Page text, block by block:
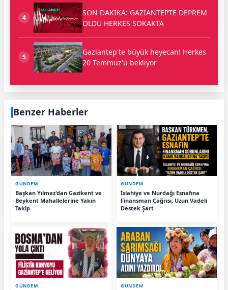
4
SON DAKİKA: GAZİANTEPTE DEPREM
OLDU HERKES SOKAKTA
5
Gaziantep'te büyük heyecan! Herkes
20 Temmuz'u bekliyor
Benzer Haberler
GÜNDEM
Başkan Yılmaz'dan Gazikent ve
Beykent Mahallelerine Yakın
Takip
GÜNDEM
İslahiye ve Nurdağı Esnafına
Finansman Çağrısı: Uzun Vadeli
Destek Şart
GÜNDEM GÜNDEM